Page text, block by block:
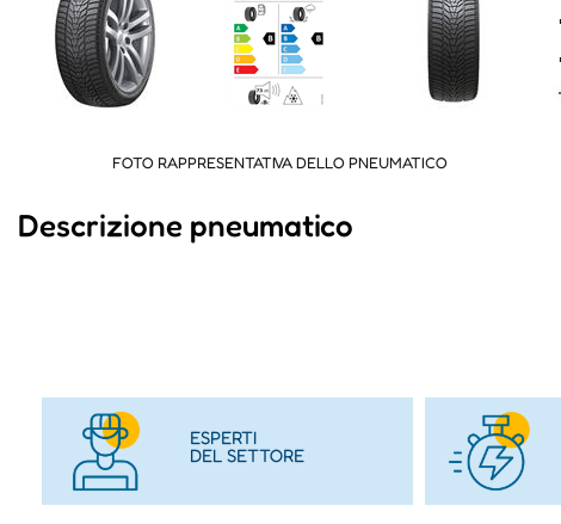
FOTO RAPPRESENTATIVA DELLO PNEUMATICO
Descrizione pneumatico
ESPERTI
DEL SETTORE